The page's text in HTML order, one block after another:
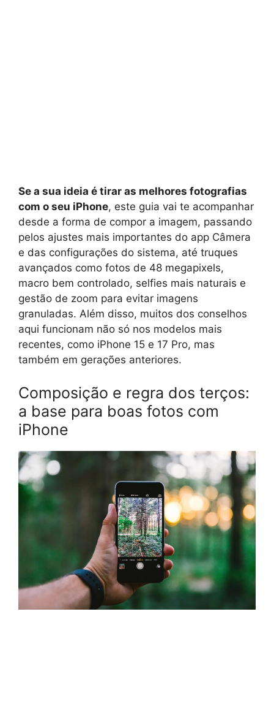
Se a sua ideia é tirar as melhores fotografias
com o seu iPhone, este guia vai te acompanhar
desde a forma de compor a imagem, passando
pelos ajustes mais importantes do app Câmera
e das configurações do sistema, até truques
avançados como fotos de 48 megapixels,
macro bem controlado, selfies mais naturais e
gestão de zoom para evitar imagens
granuladas. Além disso, muitos dos conselhos
aqui funcionam não só nos modelos mais
recentes, como iPhone 15 e 17 Pro, mas
também em gerações anteriores.
Composição e regra dos terços:
a base para boas fotos com
iPhone